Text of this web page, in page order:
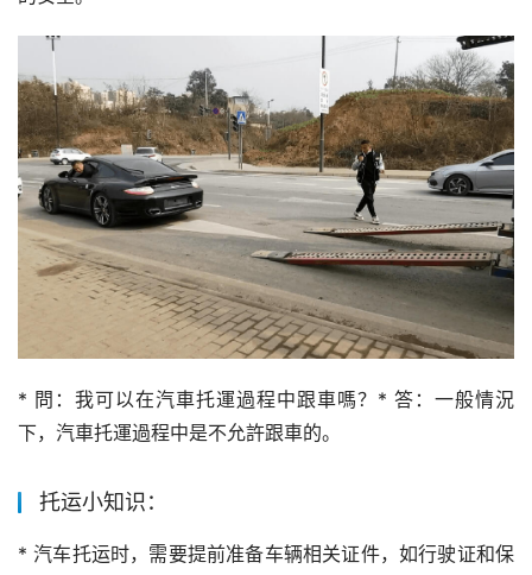
* 問：我可以在汽車托運過程中跟車嗎？* 答：一般情況
下，汽車托運過程中是不允許跟車的。
托运小知识：
* 汽车托运时，需要提前准备车辆相关证件，如行驶证和保